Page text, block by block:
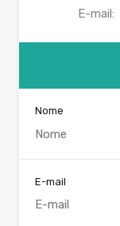
E-mail:
Nome
E-mail